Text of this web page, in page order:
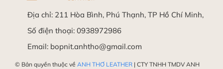
Trong trường hợp vẫn chưa thực hiện được, Quý
khách hàng vui lòng mang sản phẩm đến Shop
để được Hỗ trợ miễn phí.
Làm mềm da
Địa chỉ: 211 Hòa Bình, Phú Thạnh, TP Hồ Chí Minh,
Số điện thoại: 0938972986
Email: bopnit.anhtho@gmail.com
© Bản quyền thuộc về ANH THƠ LEATHER | CTY TNHH TMDV ANH